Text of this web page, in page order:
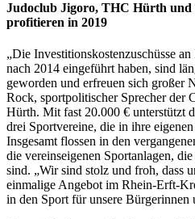
Judoclub Jigoro, THC Hürth und
profitieren in 2019
„Die Investitionskostenzuschüsse
nach 2014 eingeführt haben, sind
geworden und erfreuen sich großer
Rock, sportpolitischer Sprecher der
Hürth. Mit fast 20.000 € unterstützt
drei Sportvereine, die in ihre
Insgesamt flossen in den
die vereinseigenen Sportanlagen,
sind. „Wir sind stolz und froh, dass
einmalige Angebot im Rhein-Erft-
in den Sport für unsere Bürgerinnen